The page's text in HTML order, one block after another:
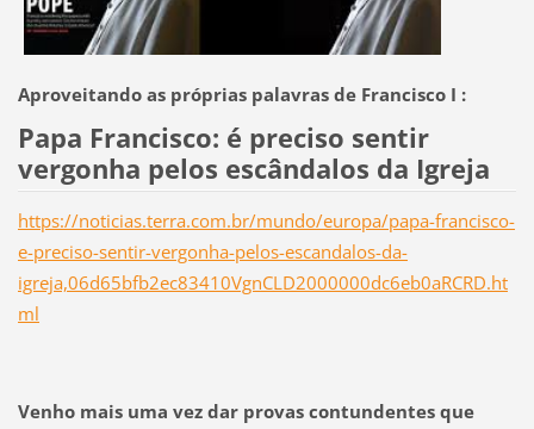
Aproveitando as próprias palavras de Francisco I :
Papa Francisco: é preciso sentir
vergonha pelos escândalos da Igreja
https://noticias.terra.com.br/mundo/europa/papa-francisco-
e-preciso-sentir-vergonha-pelos-escandalos-da-
igreja,06d65bfb2ec83410VgnCLD2000000dc6eb0aRCRD.ht
ml
Venho mais uma vez dar provas contundentes que